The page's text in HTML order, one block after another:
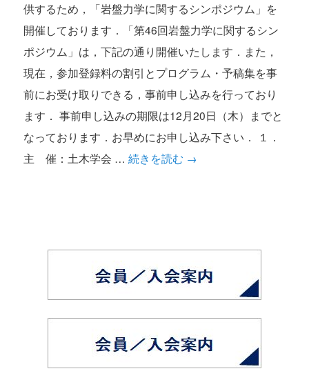
供するため，「岩盤力学に関するシンポジウム」を
開催しております．「第46回岩盤力学に関するシン
ポジウム」は，下記の通り開催いたします．また，
現在，参加登録料の割引とプログラム・予稿集を事
前にお受け取りできる，事前申し込みを行っており
ます． 事前申し込みの期限は12月20日（木）までと
なっております．お早めにお申し込み下さい． １．
主 催：土木学会 …続きを読む →